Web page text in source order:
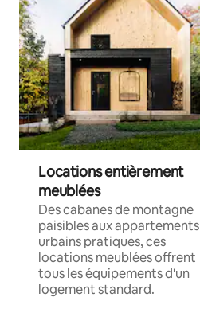
Locations entièrement
meublées
Des cabanes de montagne
paisibles aux appartements
urbains pratiques, ces
locations meublées offrent
tous les équipements d'un
logement standard.